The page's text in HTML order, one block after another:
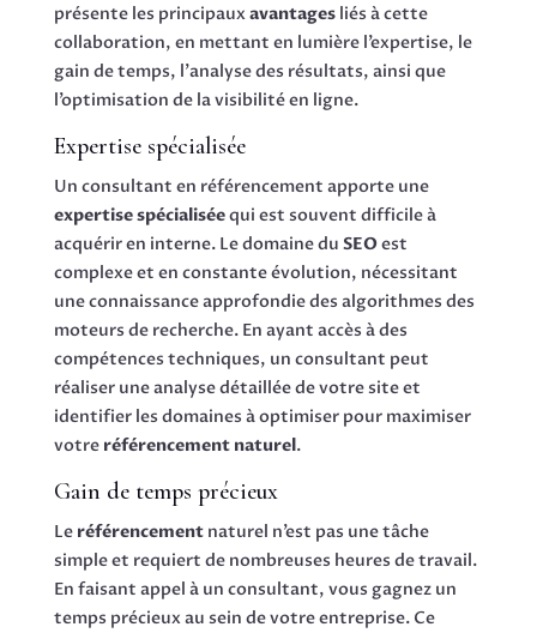
présente les principauxavantagesliés à cette
collaboration, en mettant en lumière l’expertise, le
gain de temps, l’analyse des résultats, ainsi que
l’optimisation de la visibilité en ligne.
Expertise spécialisée
Un consultant en référencement apporte une
expertise spécialiséequi est souvent difficile à
acquérir en interne. Le domaine du SEOest
complexe et en constante évolution, nécessitant
une connaissance approfondie des algorithmes des
moteurs de recherche. En ayant accès à des
compétences techniques, un consultant peut
réaliser une analyse détaillée de votre site et
identifier les domaines à optimiser pour maximiser
votre référencement naturel.
Gain de temps précieux
Le référencementnaturel n’est pas une tâche
simple et requiert de nombreuses heures de travail.
En faisant appel à un consultant, vous gagnez un
temps précieux au sein de votre entreprise. Ce